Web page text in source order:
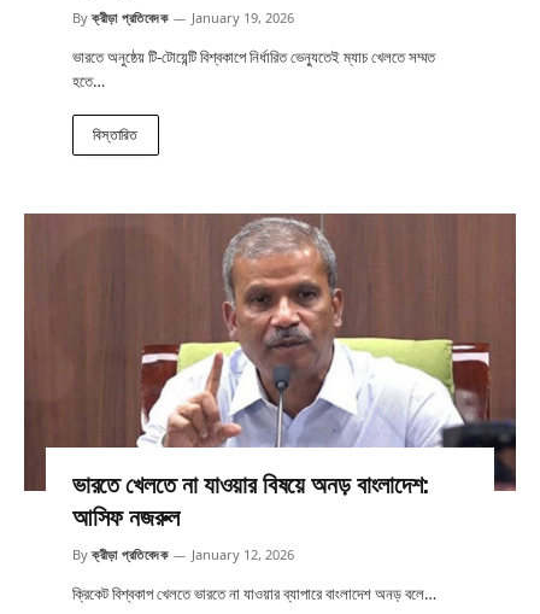
By ক্রীড়া প্রতিবেদক January 19, 2026
ভারতে অনুষ্ঠেয় টি-টোয়েন্টি বিশ্বকাপে নির্ধারিত ভেন্যুতেই ম্যাচ খেলতে সম্মত
হতে…
বিস্তারিত
ভারতে খেলতে না যাওয়ার বিষয়ে অনড় বাংলাদেশ:
আসিফ নজরুল
By ক্রীড়া প্রতিবেদক January 12, 2026
ক্রিকেট বিশ্বকাপ খেলতে ভারতে না যাওয়ার ব্যাপারে বাংলাদেশ অনড় বলে…